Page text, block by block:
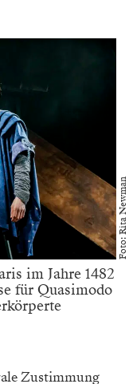
Foto: Rita Newman
im Jahre 1482
für Quasimodo
Zustimmung